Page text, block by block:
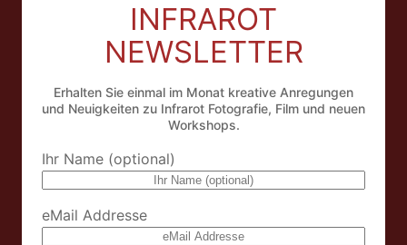
INFRAROT
NEWSLETTER
Erhalten Sie einmal im Monat kreative Anregungen
und Neuigkeiten zu Infrarot Fotografie, Film und neuen
Workshops.
Ihr Name (optional)
eMail Addresse